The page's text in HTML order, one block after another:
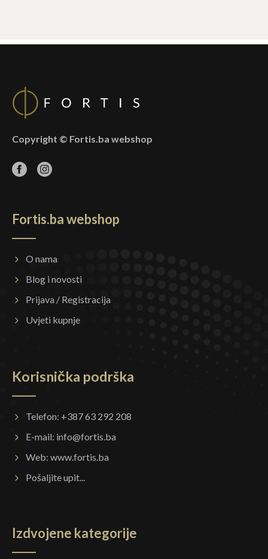
Copyright © Fortis.ba webshop
Fortis.ba webshop
O nama
Blog i novosti
Prijava / Registracija
Uvjeti kupnje
Korisnička podrška
Telefon: +387 63 292 208
E-mail: info@fortis.ba
Web: www.fortis.ba
Pošaljite upit...
Izdvojene kategorije